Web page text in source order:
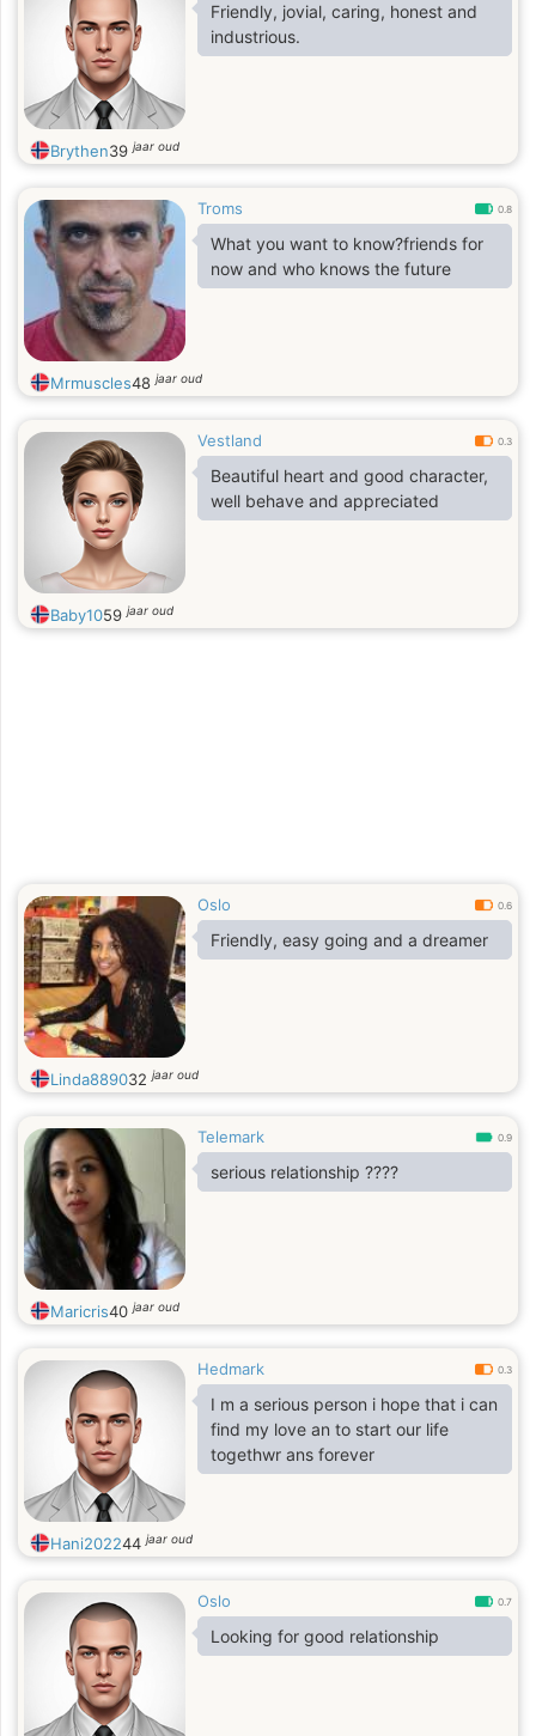
Friendly, jovial, caring, honest and
industrious.
Brythen39jaar oud
Troms 0.8
What you want to know?friends for
now and who knows the future
Mrmuscles48jaar oud
Vestland 0.3
Beautiful heart and good character,
well behave and appreciated
Baby1059jaar oud
Oslo 0.6
Friendly, easy going and a dreamer
Linda889032jaar oud
Telemark 0.9
serious relationship ????
Maricris40jaar oud
Hedmark 0.3
I m a serious person i hope that i can
find my love an to start our life
togethwr ans forever
Hani202244jaar oud
Oslo 0.7
Looking for good relationship